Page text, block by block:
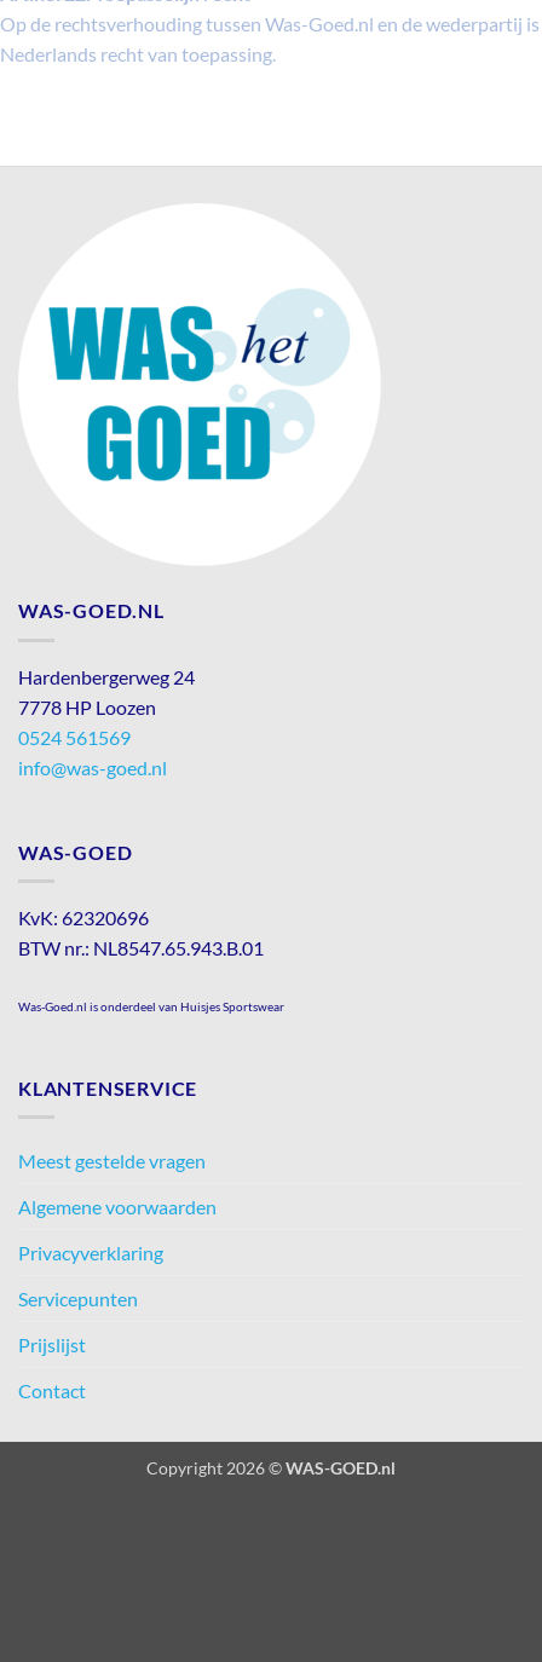
Op de rechtsverhouding tussen Was-Goed.nl en de wederpartij is
Nederlands recht van toepassing.
WAS-GOED.NL
Hardenbergerweg 24
7778 HP Loozen
0524 561569
info@was-goed.nl
WAS-GOED
KvK: 62320696
BTW nr.: NL8547.65.943.B.01
Was-Goed.nl is onderdeel van Huisjes Sportswear
KLANTENSERVICE
Meest gestelde vragen
Algemene voorwaarden
Privacyverklaring
Servicepunten
Prijslijst
Contact
Copyright 2026 ©WAS-GOED.nl